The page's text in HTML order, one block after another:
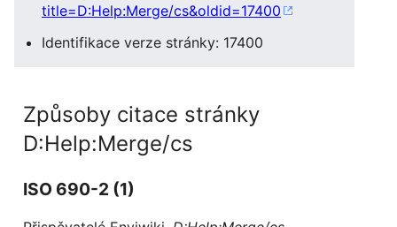
title=D:Help:Merge/cs&oldid=17400
Identifikace verze stránky: 17400
Způsoby citace stránky
D:Help:Merge/cs
ISO 690-2 (1)